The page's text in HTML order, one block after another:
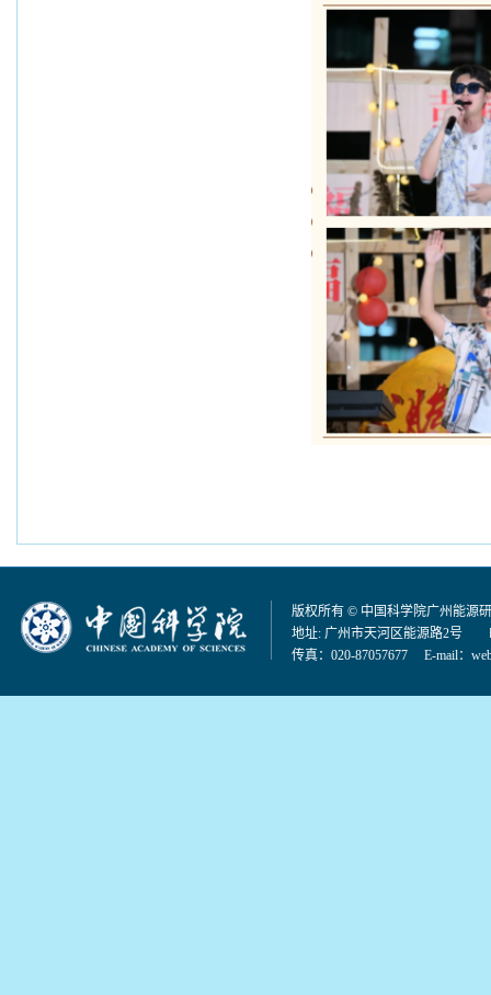
版权所有 © 中国科学院广州能源
地址: 广州市天河区能源路2号
传真：020-87057677 E-mail：